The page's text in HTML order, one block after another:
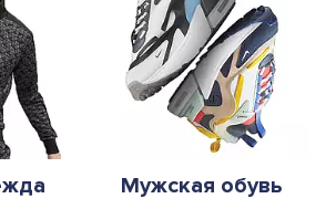
Мужская обувь